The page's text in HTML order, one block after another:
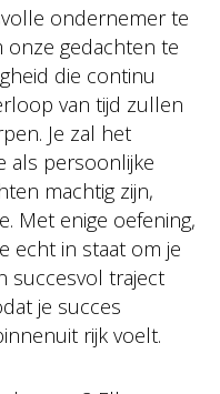
ondernemer te
onze gedachten te
die continu
van tijd zullen
Je zal het
als persoonlijke
machtig zijn,
Met enige oefening,
echt in staat om je
succesvol traject
je succes
rijk voelt.